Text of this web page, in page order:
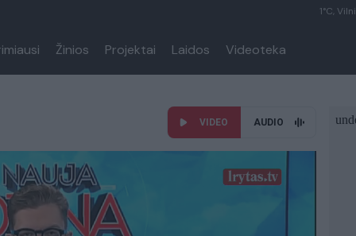
1°C,
Žinios Projektai Laidos Videoteka
VIDEO AUDIO